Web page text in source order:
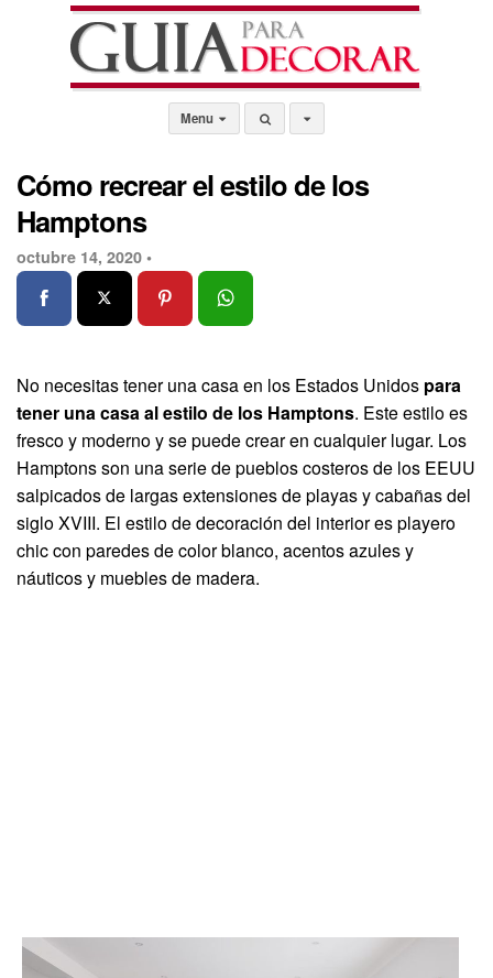
Menu
Cómo recrear el estilo de los
Hamptons
octubre 14, 2020 •
No necesitas tener una casa en los Estados Unidos para
tener una casa al estilo de los Hamptons. Este estilo es
fresco y moderno y se puede crear en cualquier lugar. Los
Hamptons son una serie de pueblos costeros de los EEUU
salpicados de largas extensiones de playas y cabañas del
siglo XVIII. El estilo de decoración del interior es playero
chic con paredes de color blanco, acentos azules y
náuticos y muebles de madera.